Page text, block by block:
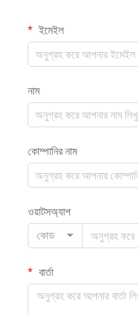
ইমেইল
নাম
কোম্পানির নাম
ওয়াটসঅ্যাপ
কোড
বার্তা